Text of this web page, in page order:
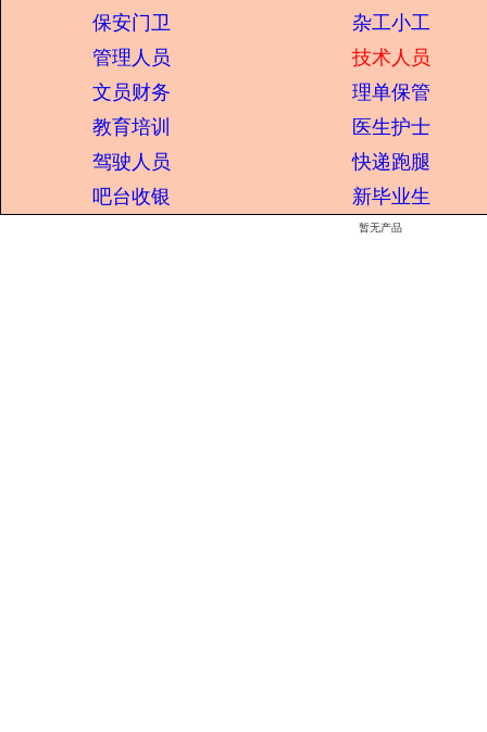
保安门卫
杂工小工
管理人员
技术人员
文员财务
理单保管
教育培训
医生护士
驾驶人员
快递跑腿
吧台收银
新毕业生
暂无产品